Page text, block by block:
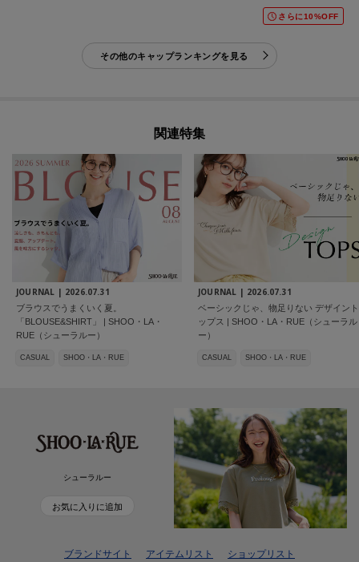
さらに10%OFF
その他のキャップランキングを見る
関連特集
JOURNAL | 2026.07.31
ブラウスでうまくいく夏。
「BLOUSE&SHIRT」 | SHOO・LA・
RUE（シューラルー）
CASUAL SHOO・LA・RUE
JOURNAL | 2026.07.31
ベーシックじゃ、物足りない デザイント
ップス | SHOO・LA・RUE（シューラル
ー）
CASUAL SHOO・LA・RUE
シューラルー
お気に入りに追加
ブランドサイト アイテムリスト ショップリスト